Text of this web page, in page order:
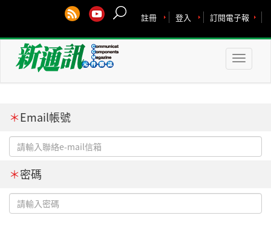
訂閱電子報
登入
註冊
Toggle
＊Email帳號
＊密碼